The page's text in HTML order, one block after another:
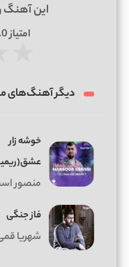
این آهنگ
امتیاز
دیگر آهنگ‌های
خوشه زار
منصور
فاز جنگی
شهریا